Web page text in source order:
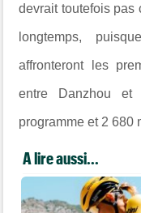
devrait toutefois pas
longtemps,
affronteront les
entre Danzhou et
programme et 2 680
A lire aussi...